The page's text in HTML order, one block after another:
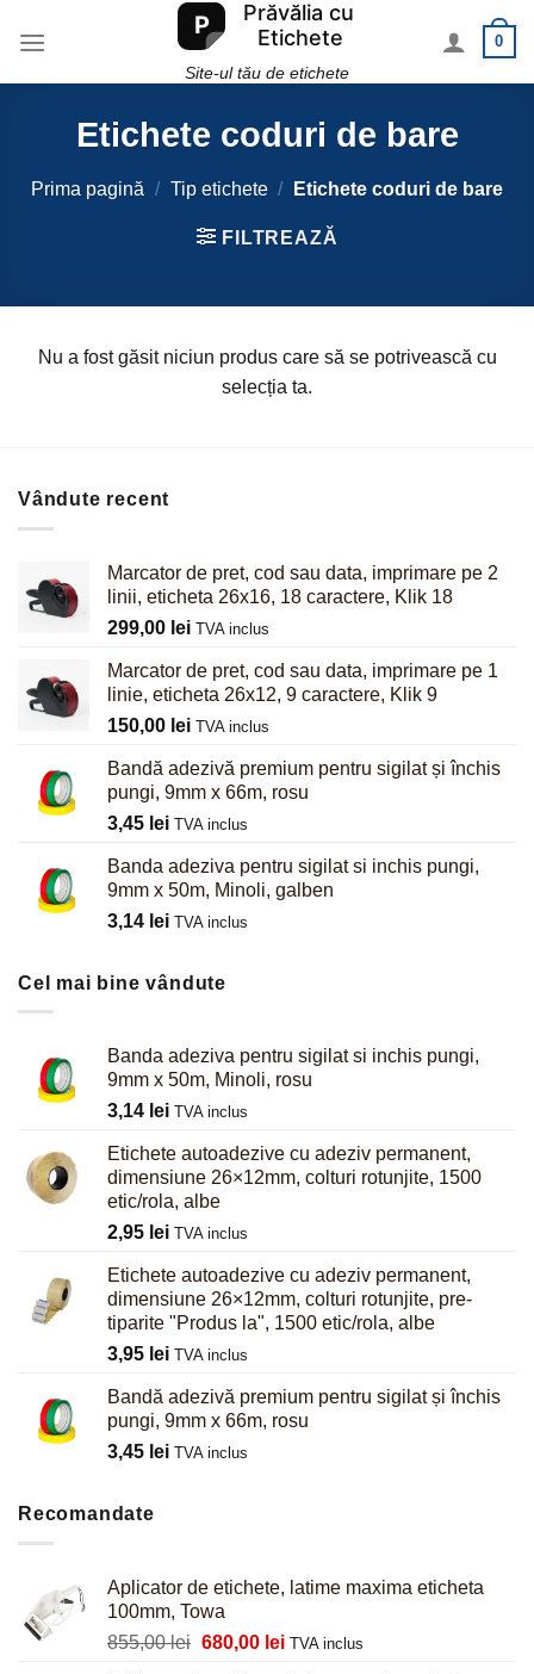
Site-ul tău de etichete
0
Etichete coduri de bare
Prima pagină / Tip etichete / Etichete coduri de bare
FILTREAZĂ
Nu a fost găsit niciun produs care să se potrivească cu
selecția ta.
Vândute recent
Marcator de pret, cod sau data, imprimare pe 2
linii, eticheta 26x16, 18 caractere, Klik 18
299,00 lei TVA inclus
Marcator de pret, cod sau data, imprimare pe 1
linie, eticheta 26x12, 9 caractere, Klik 9
150,00 lei TVA inclus
Bandă adezivă premium pentru sigilat și închis
pungi, 9mm x 66m, rosu
3,45 lei TVA inclus
Banda adeziva pentru sigilat si inchis pungi,
9mm x 50m, Minoli, galben
3,14 lei TVA inclus
Cel mai bine vândute
Banda adeziva pentru sigilat si inchis pungi,
9mm x 50m, Minoli, rosu
3,14 lei TVA inclus
Etichete autoadezive cu adeziv permanent,
dimensiune 26×12mm, colturi rotunjite, 1500
etic/rola, albe
2,95 lei TVA inclus
Etichete autoadezive cu adeziv permanent,
dimensiune 26×12mm, colturi rotunjite, pre-
tiparite "Produs la", 1500 etic/rola, albe
3,95 lei TVA inclus
Bandă adezivă premium pentru sigilat și închis
pungi, 9mm x 66m, rosu
3,45 lei TVA inclus
Recomandate
Aplicator de etichete, latime maxima eticheta
100mm, Towa
855,00lei Prețul
680,00 leiPrețul
TVA inclus